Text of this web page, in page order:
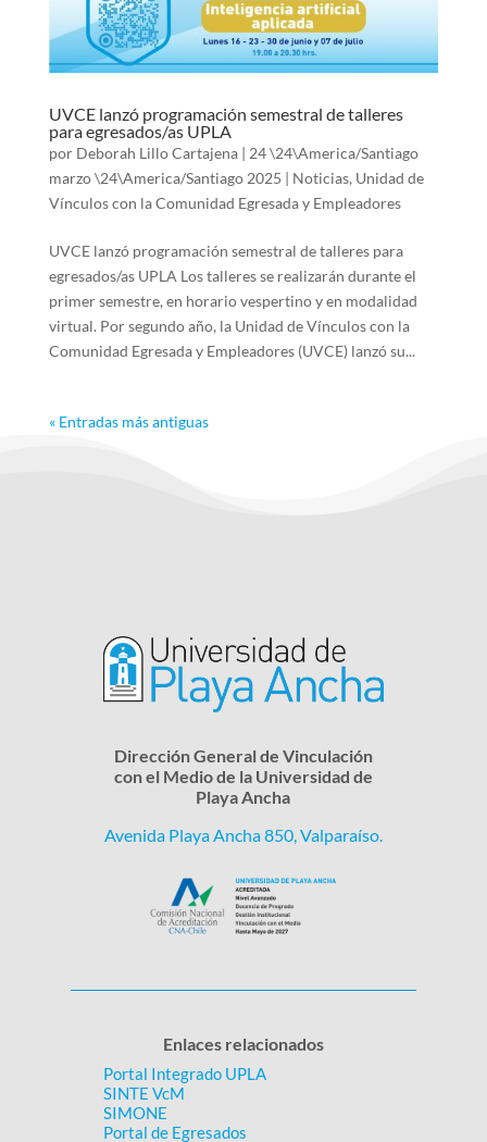
UVCE lanzó programación semestral de talleres
para egresados/as UPLA
por Deborah Lillo Cartajena| 24 \24\America/Santiago
marzo \24\America/Santiago 2025
Noticias, Unidad de
Vínculos con la Comunidad Egresada y Empleadores
UVCE lanzó programación semestral de talleres para
egresados/as UPLA Los talleres se realizarán durante el
primer semestre, en horario vespertino y en modalidad
virtual. Por segundo año, la Unidad de Vínculos con la
Comunidad Egresada y Empleadores (UVCE) lanzó su...
« Entradas más antiguas
Dirección General de Vinculación
con el Medio de la Universidad de
Playa Ancha
Avenida Playa Ancha 850, Valparaíso.
Enlaces relacionados
Portal Integrado UPLA
SINTE VcM
SIMONE
Portal de Egresados